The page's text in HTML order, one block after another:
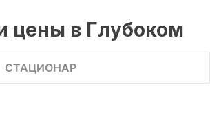
цены в Глубоком
СТАЦИОНАР